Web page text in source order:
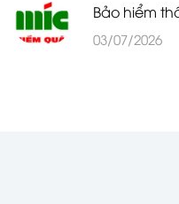
Bảo hiểm
03/07/2026